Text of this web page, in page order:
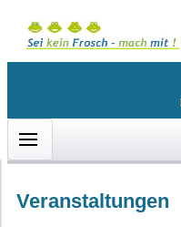
Veranstaltungen